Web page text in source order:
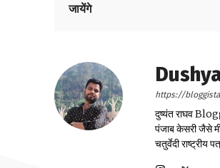
जायेंगे
https://
दुष्यंत राघव
पंजाब केसरी जैसे
चतुर्वेदी राष्ट्रीय